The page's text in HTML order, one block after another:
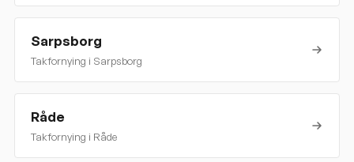
Sarpsborg
Takfornying i Sarpsborg
Råde
Takfornying i Råde